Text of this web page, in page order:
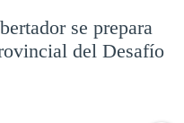
se prepara
del Desafío